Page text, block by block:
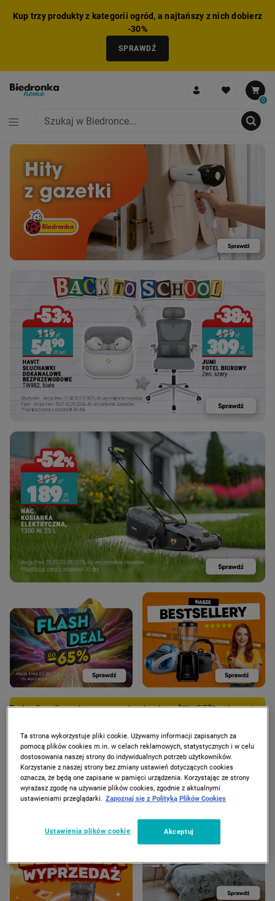
Kup trzy produkty z kategorii ogród, a najtańszy z nich dobierz
-30%
SPRAWDŹ
0
DODANO PRODUKT DO KOSZYKA
ZMNIEJSZONO LICZBĘ PRODUKTÓW
USUNIĘTO PRODUKT Z KOSZYKA
ZESTAW DODANY DO KOSZYKA
NIE MOŻNA BYŁO DODAĆ CAŁEGO ZESTAWU DO KOSZYKA
z kodem "FRY95"Frytkownica beztłuszczowa
PROMOCJE
Ta strona wykorzystuje pliki cookie. Używamy informacji zapisanych za
pomocą plików cookies m.in. w celach reklamowych, statystycznych i w celu
dostosowania naszej strony do indywidualnych potrzeb użytkowników.
Korzystanie z naszej strony bez zmiany ustawień dotyczących cookies
oznacza, że będą one zapisane w pamięci urządzenia. Korzystając ze strony
wyrażasz zgodę na używanie plików cookies, zgodnie z aktualnymi
ustawieniami przeglądarki. Zapoznaj się z Polityką Plików Cookies
Ustawienia plików cookie Akceptuj